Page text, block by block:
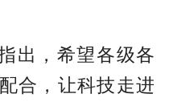
出，希望各级各
合，让科技走进